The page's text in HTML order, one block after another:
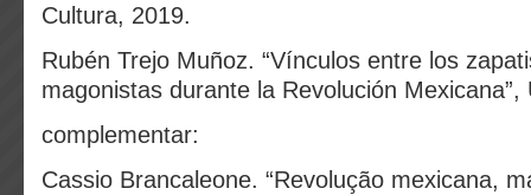
Cultura, 2019.
Rubén Trejo Muñoz. “Vínculos entre los
magonistas durante la Revolución Mexicana”,
complementar:
Cassio Brancaleone. “Revolução mexicana,